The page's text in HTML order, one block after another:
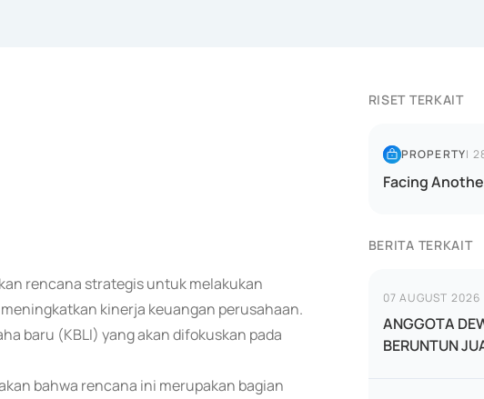
rencana strategis untuk melakukan
kinerja keuangan perusahaan.
baru (KBLI) yang akan difokuskan pada
bahwa rencana ini merupakan bagian
RISET TERKAIT
PROPERTY|
Facing
BERITA TERKAIT
07 AUGUST 2026
ANGGOTA
BERUNTUN